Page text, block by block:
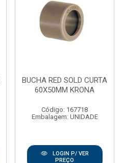
BUCHA RED SOLD CURTA
60X50MM KRONA
Código: 167718
Embalagem: UNIDADE
LOGIN P/ VER
PREÇO